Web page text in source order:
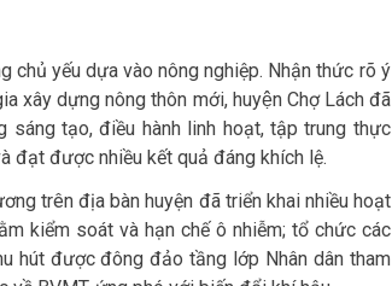
chủ yếu dựa vào nông nghiệp. Nhận thức rõ ý
xây dựng nông thôn mới, huyện Chợ Lách đã
sáng tạo, điều hành linh hoạt, tập trung thực
đạt được nhiều kết quả đáng khích lệ.
trên địa bàn huyện đã triển khai nhiều hoạt
kiểm soát và hạn chế ô nhiễm; tổ chức các
hút được đông đảo tầng lớp Nhân dân tham